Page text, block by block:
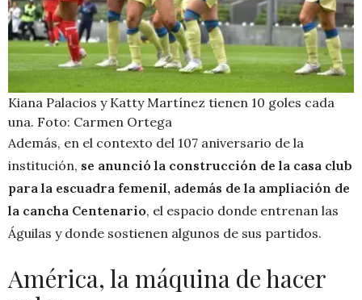
Kiana Palacios y Katty Martínez tienen 10 goles cada
una. Foto: Carmen Ortega
Además, en el contexto del 107 aniversario de la
institución, se anunció la construcción de la casa club
para la escuadra femenil, además de la ampliación de
la cancha Centenario, el espacio donde entrenan las
Águilas y donde sostienen algunos de sus partidos.
América, la máquina de hacer